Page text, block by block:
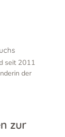
seit 2011
der
zur